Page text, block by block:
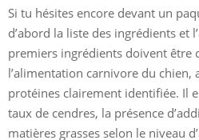
Si tu hésites encore devant un
d’abord la liste des ingrédients et
premiers ingrédients doivent être
l’alimentation carnivore du chien,
protéines clairement identifiée. Il
taux de cendres, la présence
matières grasses selon le niveau